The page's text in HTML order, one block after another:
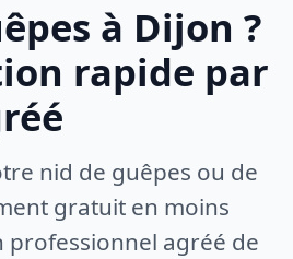
à Dijon ?
rapide par
nid de guêpes ou de
gratuit en moins
professionnel agréé de